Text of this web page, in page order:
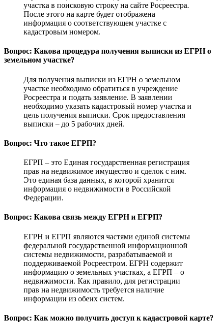
участка в поисковую строку на сайте Росреестра.
После этого на карте будет отображена
информация о соответствующем участке с
кадастровым номером.
Вопрос: Какова процедура получения выписки из ЕГРН о
земельном участке?
Для получения выписки из ЕГРН о земельном
участке необходимо обратиться в учреждение
Росреестра и подать заявление. В заявлении
необходимо указать кадастровый номер участка и
цель получения выписки. Срок предоставления
выписки – до 5 рабочих дней.
Вопрос: Что такое ЕГРП?
ЕГРП – это Единая государственная регистрация
прав на недвижимое имущество и сделок с ним.
Это единая база данных, в которой хранится
информация о недвижимости в Российской
Федерации.
Вопрос: Какова связь между ЕГРН и ЕГРП?
ЕГРН и ЕГРП являются частями единой системы
федеральной государственной информационной
системы недвижимости, разрабатываемой и
поддерживаемой Росреестром. ЕГРН содержит
информацию о земельных участках, а ЕГРП – о
недвижимости. Как правило, для регистрации
прав на недвижимость требуется наличие
информации из обеих систем.
Вопрос: Как можно получить доступ к кадастровой карте?